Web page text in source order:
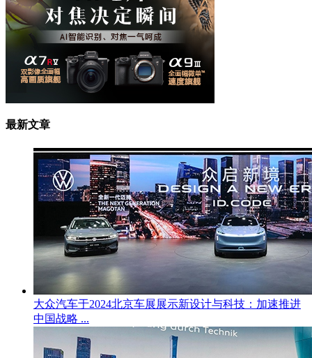
最新文章
大众汽车于2024北京车展展示新设计与科技：加速推进
中国战略 ...